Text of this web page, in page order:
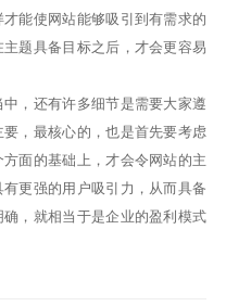
能使网站能够吸引到有需求的
题具备目标之后，才会更容易
，还有许多细节是需要大家遵
，最核心的，也是首先要考虑
面的基础上，才会令网站的主
更强的用户吸引力，从而具备
，就相当于是企业的盈利模式